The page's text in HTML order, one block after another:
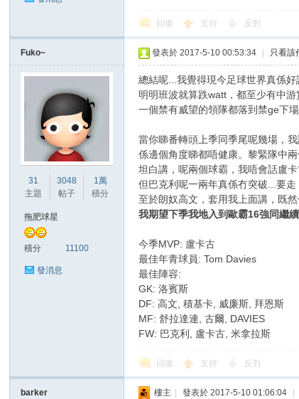
回復 支持 反對
Fuko~
31
主題
3048
帖子
1萬
積分
拖肥球星
積分 11100
發消息
發表於 2017-5-10 00:53:34 只看該
總結呢...我覺得現今足球世界真係
明明班波就算跌watt，都至少有中
一個禁有威望的領隊都落到禁ge下
當你睇番轉頭上季同季尾呢幾場，
係邊個角度睇都唔健康。黎緊隊中
坦白講，呢兩個球霸，我唔會話盧
但巴克利呢一兩年真係冇突破...要走
至於朗奴高文，套用我上面講，既
我期望下季我地入到歐霸16強同繼續
今季MVP: 盧卡古
最佳年青球員: Tom Davies
最佳陣容:
GK: 洛賓斯
DF: 高文, 積基卡, 威廉斯, 拜恩斯
MF: 舒拉達連, 古爾, DAVIES
FW: 巴克利, 盧卡古, 米拿拉斯
回復 支持 反對
barker 樓主 發表於 2017-5-10 01:06:04